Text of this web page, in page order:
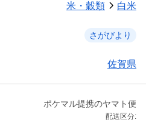
米・穀類 白米
さがびより
佐賀県
ポケマル提携のヤマト便
配送区分: